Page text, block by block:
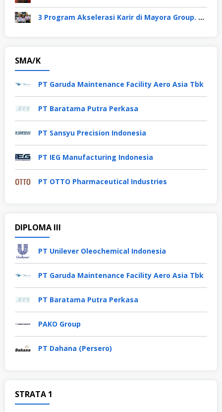
3 Program Akselerasi Karir di Mayora Group. Apa Saja? Berikut Penjelasannya
SMA/K
PT Garuda Maintenance Facility Aero Asia Tbk
PT Baratama Putra Perkasa
PT Sansyu Precision Indonesia
PT IEG Manufacturing Indonesia
PT OTTO Pharmaceutical Industries
DIPLOMA III
PT Unilever Oleochemical Indonesia
PT Garuda Maintenance Facility Aero Asia Tbk
PT Baratama Putra Perkasa
PAKO Group
PT Dahana (Persero)
STRATA 1